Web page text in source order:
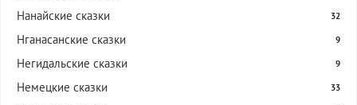
Нанайские сказки 32
Нганасанские сказки 9
Негидальские сказки 9
Немецкие сказки 33